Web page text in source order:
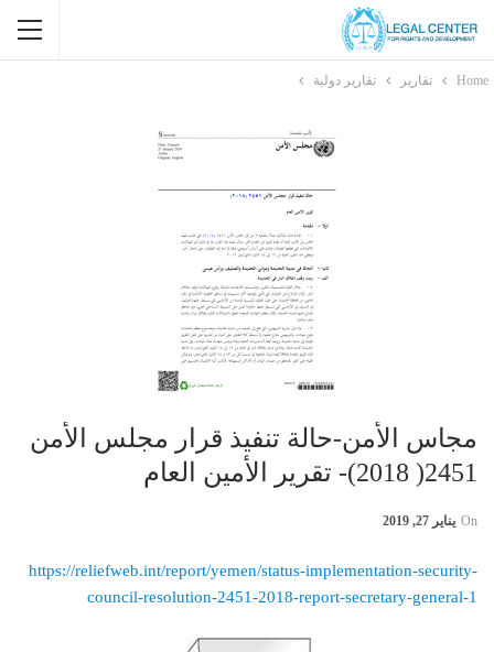
Home تقارير تقارير دولية
مجاس الأمن-حالة تنفيذ قرار مجلس الأمن
2451( 2018)- تقرير الأمين العام
On يناير 27, 2019
https://reliefweb.int/report/yemen/status-implementation-security-
council-resolution-2451-2018-report-secretary-general-1